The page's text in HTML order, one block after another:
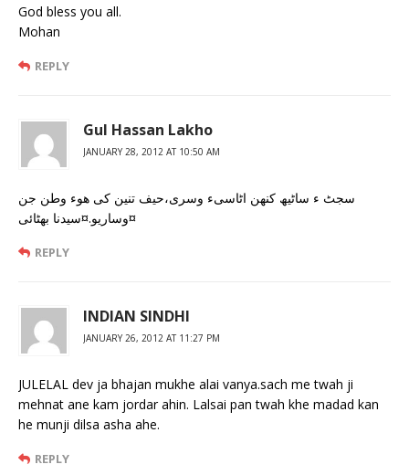
God bless you all.
Mohan
REPLY
Gul Hassan Lakho
JANUARY 28, 2012 AT 10:50 AM
سجٹ ء ساٹیھ کنھن اٹاسیء وسری،حیف تنین کی ھوء وطن جن
وساریو.¤سیدنا بھٹائی¤
REPLY
INDIAN SINDHI
JANUARY 26, 2012 AT 11:27 PM
JULELAL dev ja bhajan mukhe alai vanya.sach me twah ji
mehnat ane kam jordar ahin. Lalsai pan twah khe madad kan
he munji dilsa asha ahe.
REPLY